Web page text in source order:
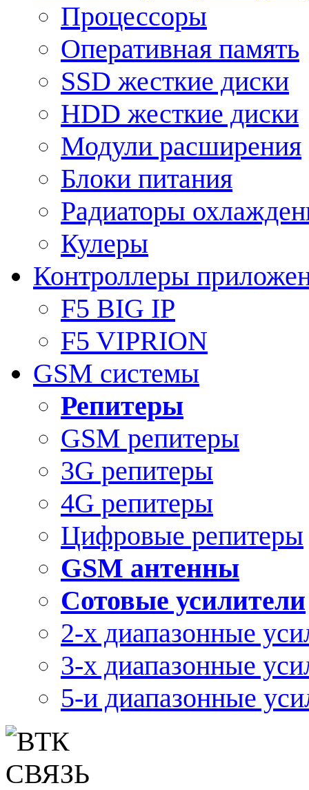
Процессоры
Оперативная память
SSD жесткие диски
HDD жесткие диски
Модули расширения
Блоки питания
Радиаторы
Кулеры
Контроллеры
F5 BIG IP
F5 VIPRION
GSM системы
Репитеры
GSM репитеры
3G репитеры
4G репитеры
Цифровые репитеры
GSM антенны
Сотовые усилители
2-х диапазонные
3-х диапазонные
5-и диапазонные